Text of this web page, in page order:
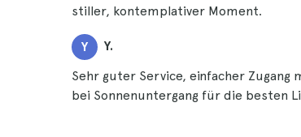
stiller, kontemplativer Moment.
Y Y.
Sehr guter Service, einfacher
bei Sonnenuntergang für die besten